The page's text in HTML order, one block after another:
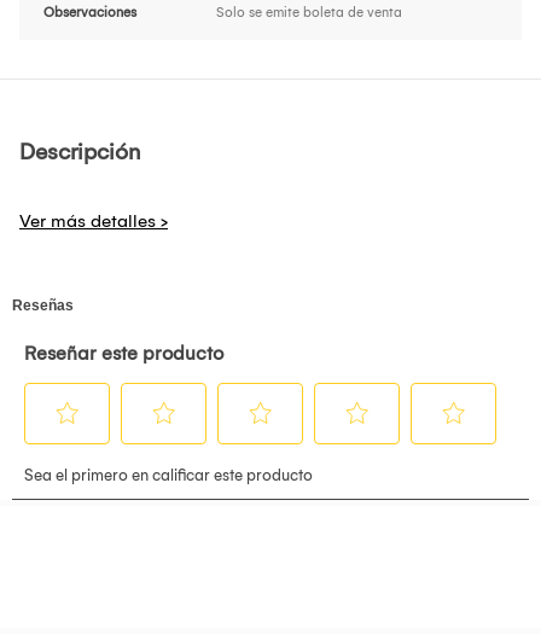
Observaciones Solo se emite boleta de venta
Descripción